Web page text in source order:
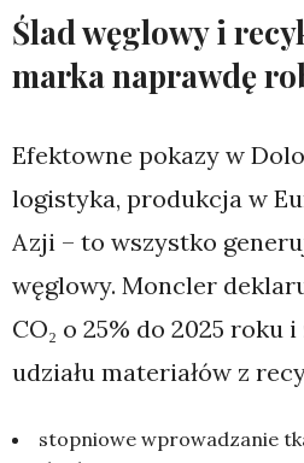
Ślad węglowy i
marka naprawdę
Efektowne pokazy w
logistyka, produkcja w
Azji – to wszystko
węglowy. Moncler
CO₂ o 25% do 2025 roku
udziału materiałów z
stopniowe wprowadzanie